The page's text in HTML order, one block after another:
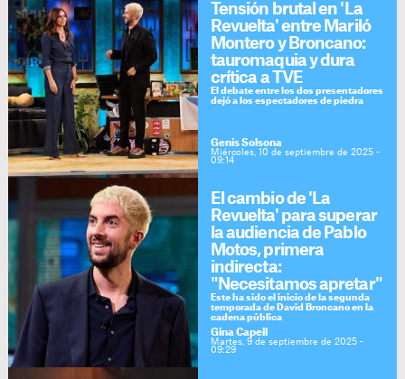
Tensión brutal en 'La
Revuelta' entre Mariló
Montero y Broncano:
tauromaquia y dura
crítica a TVE
El debate entre los dos presentadores
dejó a los espectadores de piedra
Genís Solsona
Miércoles, 10 de septiembre de 2025 -
09:14
El cambio de 'La
Revuelta' para superar
la audiencia de Pablo
Motos, primera
indirecta:
"Necesitamos apretar"
Este ha sido el inicio de la segunda
temporada de David Broncano en la
cadena pública
Gina Capell
Martes, 9 de septiembre de 2025 -
09:29